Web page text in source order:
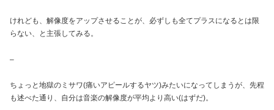
けれども、解像度をアップさせることが、必ずしも全てプラスになるとは限
らない、と主張してみる。
–
ちょっと地獄のミサワ(痛いアピールするヤツ)みたいになってしまうが、先程
も述べた通り、自分は音楽の解像度が平均より高い(はずだ)。